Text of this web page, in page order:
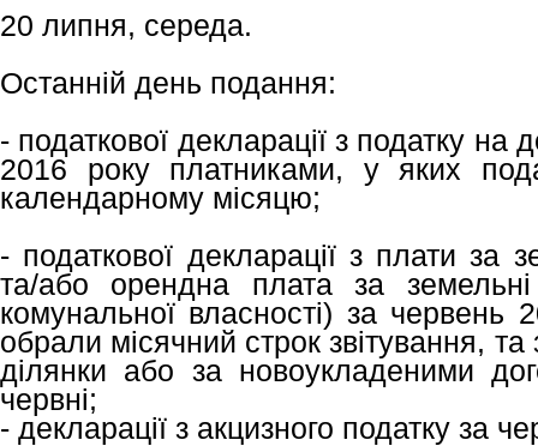
20 липня, середа.
Останній день подання:
- податкової декларації з податку на
2016 року платниками, у яких
календарному місяцю;
- податкової декларації з плати за
та/або орендна плата за
комунальної власності) за червень
обрали місячний строк звітування, та
ділянки або за новоукладеними
червні;
- декларації з акцизного податку за